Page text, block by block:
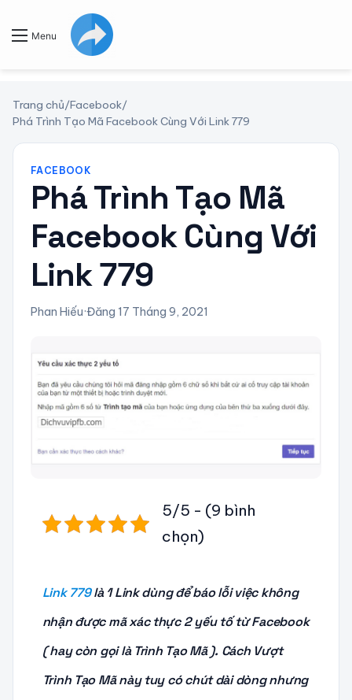
Menu
Trang chủ/Facebook/
Phá Trình Tạo Mã Facebook Cùng Với Link 779
FACEBOOK
Phá Trình Tạo Mã
Facebook Cùng Với
Link 779
Phan Hiếu·Đăng 17 Tháng 9, 2021
5/5 - (9 bình
chọn)
Link 779là 1 Link dùng để báo lỗi việc không
nhận được mã xác thực 2 yếu tố từ Facebook
( hay còn gọi là Trình Tạo Mã ). Cách Vượt
Trình Tạo Mã này tuy có chút dài dòng nhưng